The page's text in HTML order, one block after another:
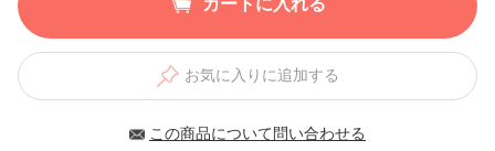
カートに入れる
お気に入りに追加する
この商品について問い合わせる